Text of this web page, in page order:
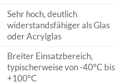
Sehr hoch, deutlich
widerstandsfähiger als Glas
oder Acrylglas
Breiter Einsatzbereich,
typischerweise von -40°C bis
+100°C